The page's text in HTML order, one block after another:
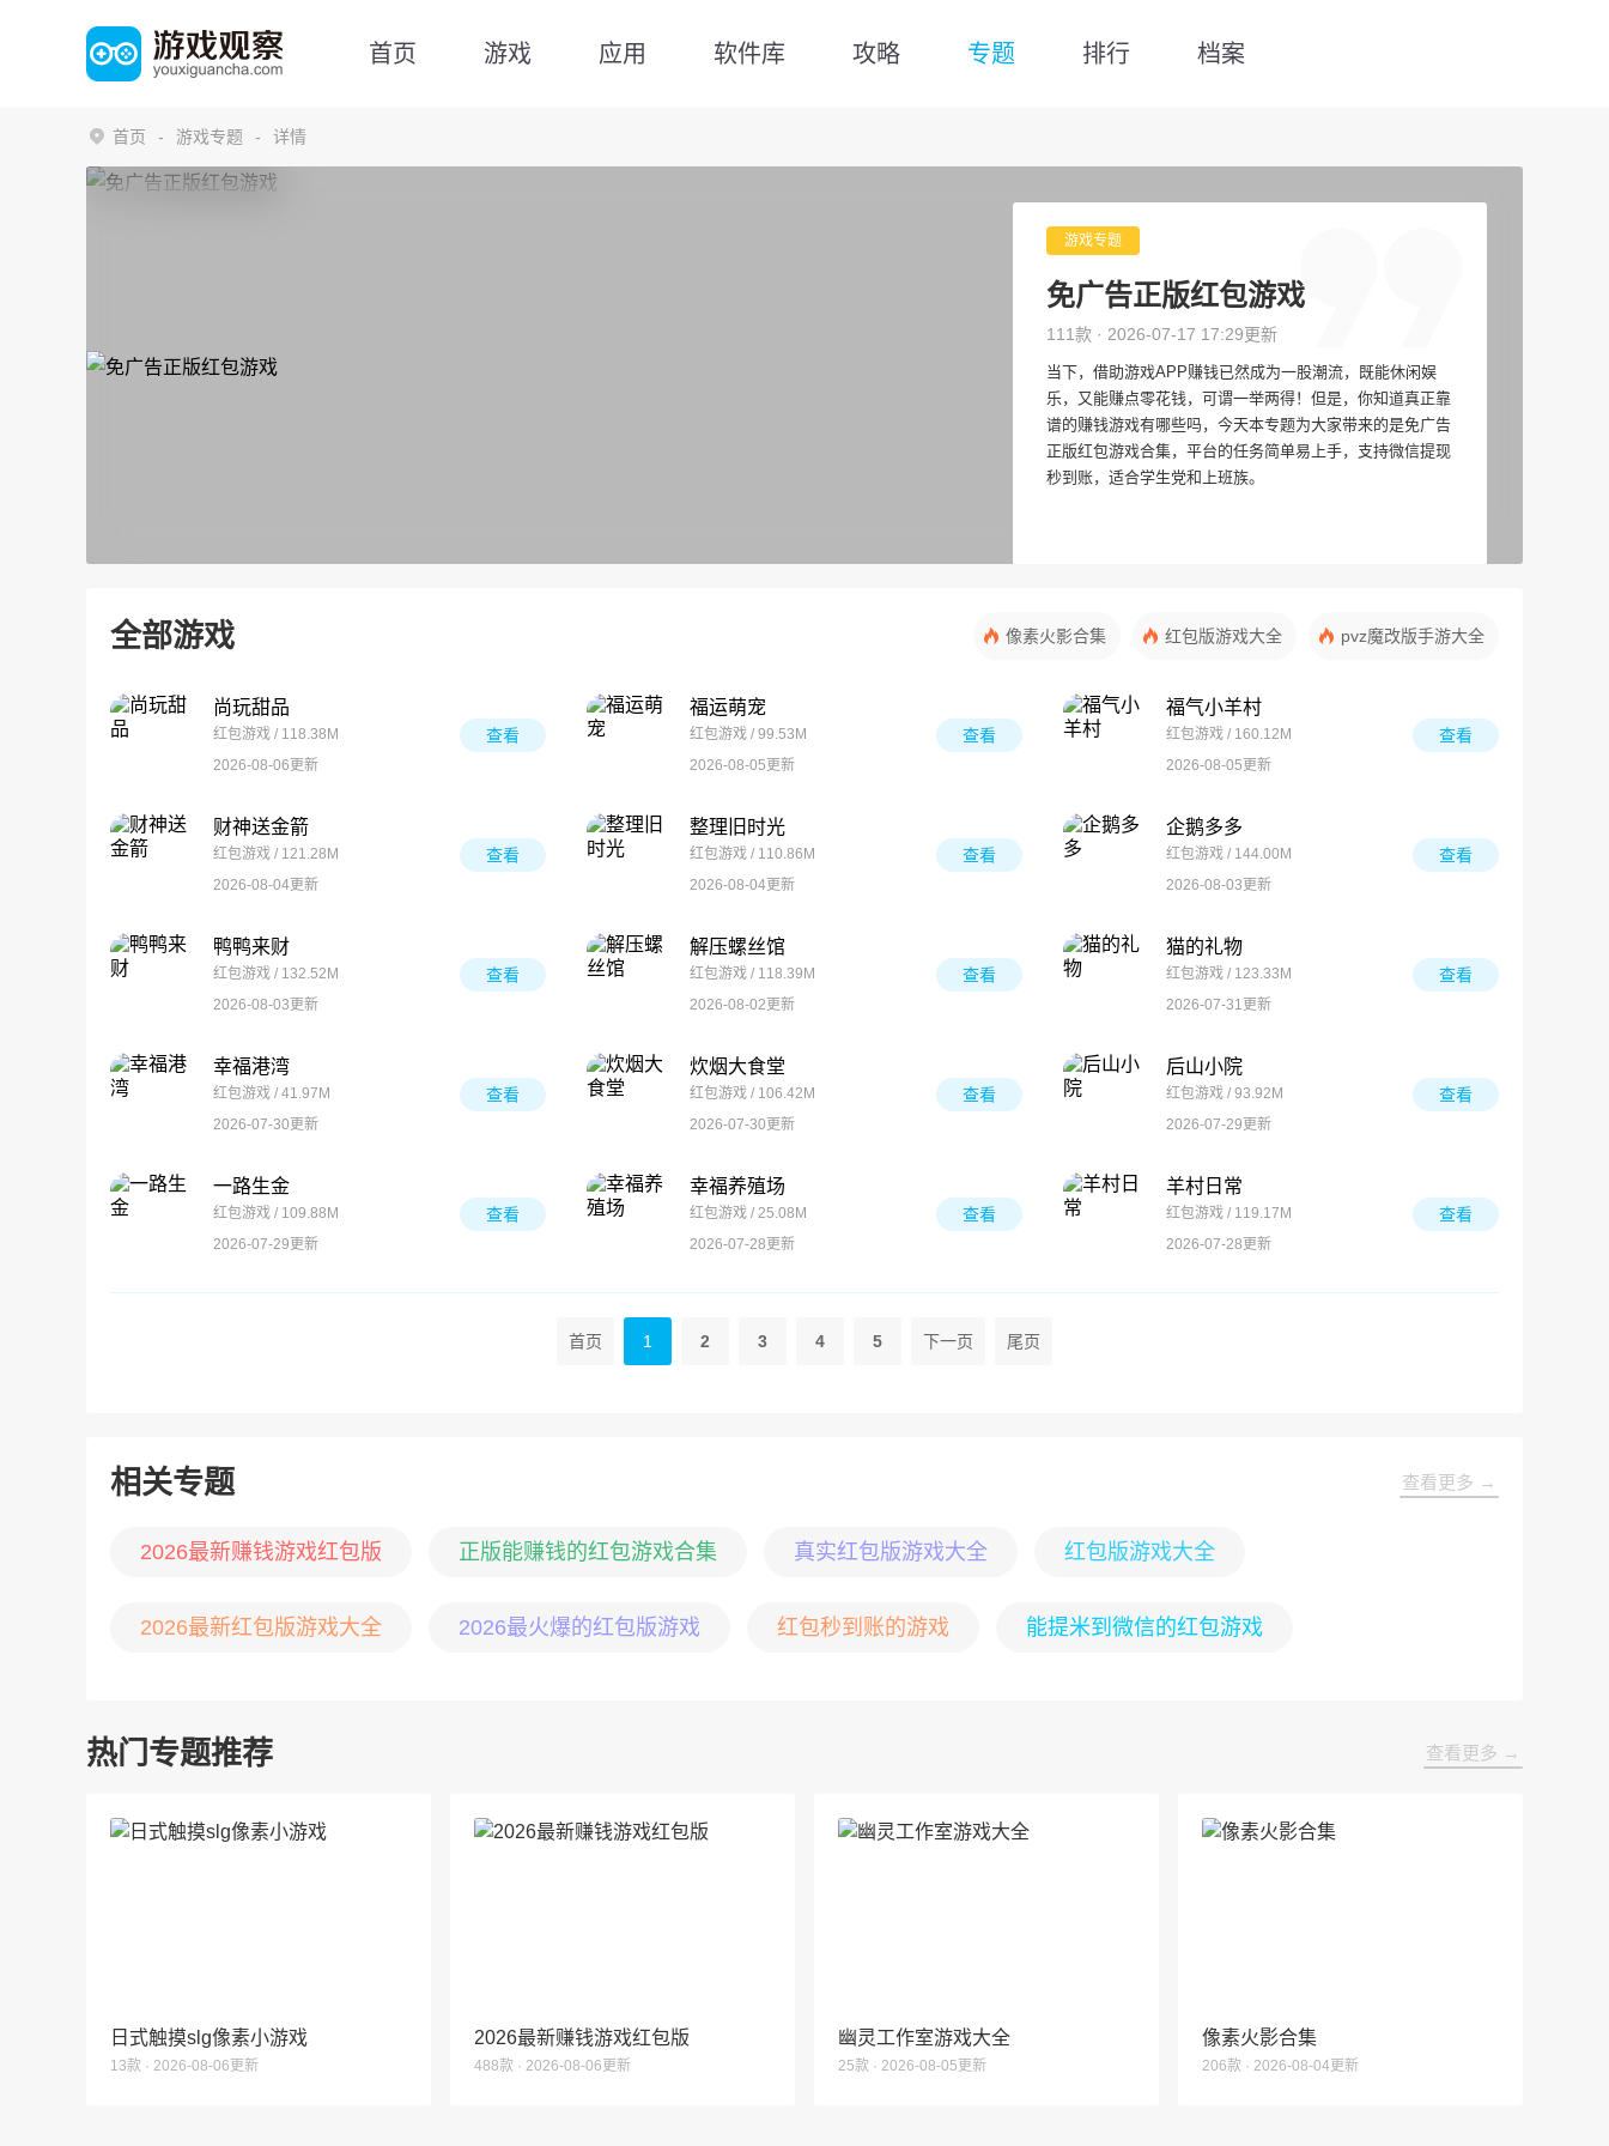
首页 游戏 应用 软件库 攻略 专题 排行 档案
首页 游戏专题 详情
游戏专题
免广告正版红包游戏
111款 · 2026-07-17 17:29更新
当下，借助游戏APP赚钱已然成为一股潮流，既能休闲娱
乐，又能赚点零花钱，可谓一举两得！但是，你知道真正靠
谱的赚钱游戏有哪些吗，今天本专题为大家带来的是免广告
正版红包游戏合集，平台的任务简单易上手，支持微信提现
秒到账，适合学生党和上班族。
全部游戏 像素火影合集 红包版游戏大全 pvz魔改版手游大全
尚玩甜品
红包游戏 / 118.38M
2026-08-06更新
查看
福运萌宠
红包游戏 / 99.53M
2026-08-05更新
查看
福气小羊村
红包游戏 / 160.12M
2026-08-05更新
查看
财神送金箭
红包游戏 / 121.28M
2026-08-04更新
查看
整理旧时光
红包游戏 / 110.86M
2026-08-04更新
查看
企鹅多多
红包游戏 / 144.00M
2026-08-03更新
查看
鸭鸭来财
红包游戏 / 132.52M
2026-08-03更新
查看
解压螺丝馆
红包游戏 / 118.39M
2026-08-02更新
查看
猫的礼物
红包游戏 / 123.33M
2026-07-31更新
查看
幸福港湾
红包游戏 / 41.97M
2026-07-30更新
查看
炊烟大食堂
红包游戏 / 106.42M
2026-07-30更新
查看
后山小院
红包游戏 / 93.92M
2026-07-29更新
查看
一路生金
红包游戏 / 109.88M
2026-07-29更新
查看
幸福养殖场
红包游戏 / 25.08M
2026-07-28更新
查看
羊村日常
红包游戏 / 119.17M
2026-07-28更新
查看
首页 1 2 3 4 5 下一页 尾页
相关专题 查看更多 →
2026最新赚钱游戏红包版 正版能赚钱的红包游戏合集 真实红包版游戏大全 红包版游戏大全
2026最新红包版游戏大全 2026最火爆的红包版游戏 红包秒到账的游戏 能提米到微信的红包游戏
热门专题推荐 查看更多 →
日式触摸slg像素小游戏
13款 · 2026-08-06更新
2026最新赚钱游戏红包版
488款 · 2026-08-06更新
幽灵工作室游戏大全
25款 · 2026-08-05更新
像素火影合集
206款 · 2026-08-04更新